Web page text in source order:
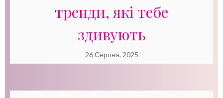
тренди, які тебе
здивують
26 Серпня, 2025